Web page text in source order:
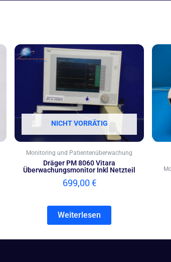
NICHT VORRÄTIG
Monitoring und Patientenüberwachung
Dräger PM 8060 Vitara
Überwachungsmonitor Inkl Netzteil
699,00€
Weiterlesen